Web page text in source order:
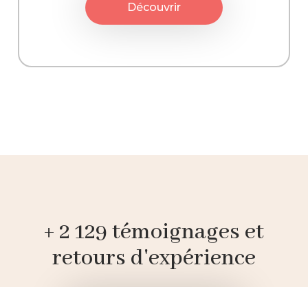
Découvrir
+ 2 129 témoignages et
retours d'expérience